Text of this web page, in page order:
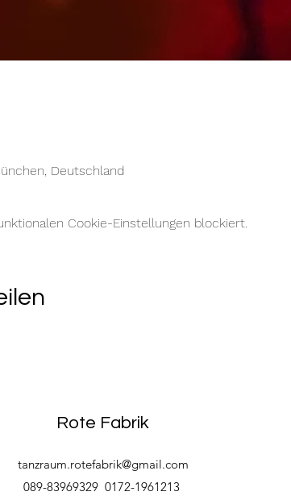
Deutschland
Cookie-Einstellungen blockiert.
Rote Fabrik
tanzraum.rotefabrik@gmail.com
089-83969329 0172-1961213